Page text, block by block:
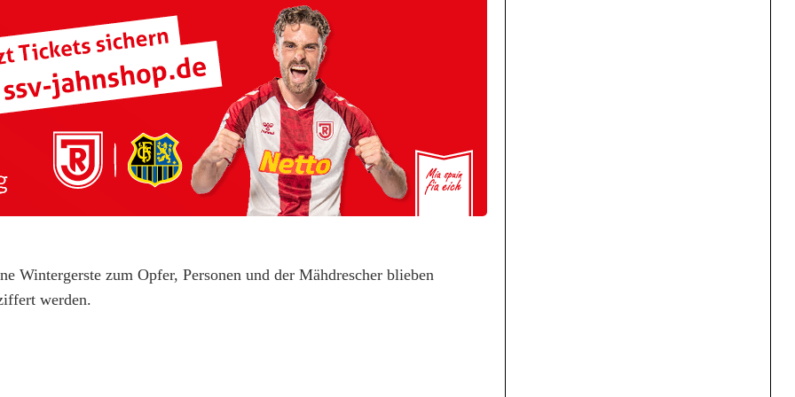
Wintergerste zum Opfer, Personen und der Mähdrescher blieben
werden.